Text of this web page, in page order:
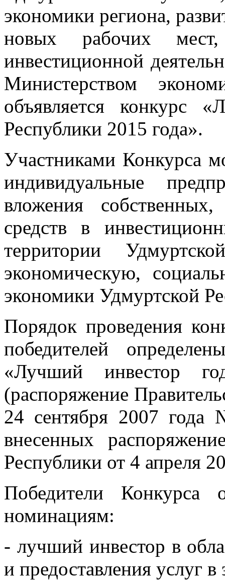
экономики региона,
новых рабочих
инвестиционной
Министерством
объявляется конкурс
Республики 2015 года».
Участниками Конкурса
индивидуальные
вложения
средств в
территории
экономическую,
экономики Удмуртской
Порядок проведения
победителей
«Лучший инвестор
(распоряжение
24 сентября 2007
внесенных
Республики от 4 апреля
Победители Конкурса
номинациям:
- лучший инвестор в
и предоставления услуг в